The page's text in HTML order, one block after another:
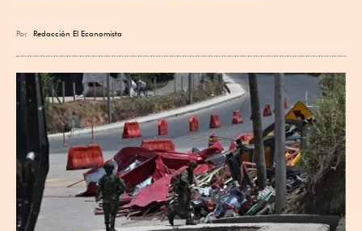
Por Redacción El Economista